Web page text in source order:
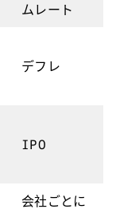
ムレート
デフレ
IPO
会社ごとに